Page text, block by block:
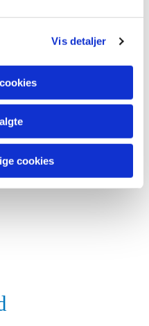
Vis detaljer
cookies
kan du nemt finde en